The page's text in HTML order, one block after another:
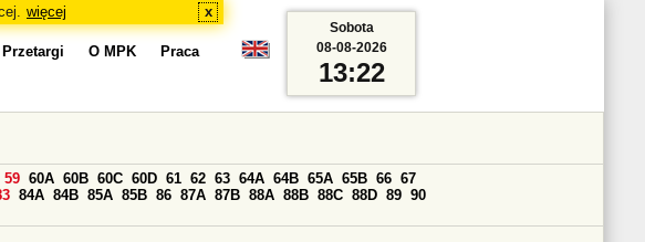
więcej x
Przetargi O MPK Praca
59 60A 60B 60C 60D 61 62 63 64A 64B 65A 65B 66 67
84A 84B 85A 85B 86 87A 87B 88A 88B 88C 88D 89 90
Sobota
08-08-2026
13:22